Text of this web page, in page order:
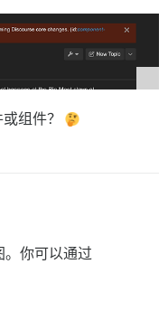
组件？
你可以通过